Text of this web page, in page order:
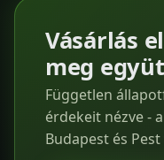
Vásárlás
meg
Független
érdekeit nézve -
Budapest és